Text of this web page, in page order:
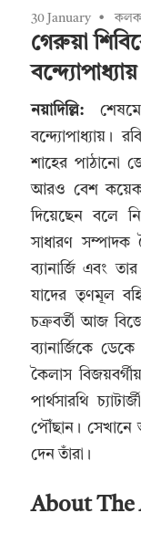
30 January
গেরুয়া
বন্দ্যোপাধ্যায়
নয়াদিল্লি:
বন্দ্যোপাধ্যায়।
শাহের পাঠানো
আরও বেশ
দিয়েছেন বলে
সাধারণ সম্পাদক
ব্যানার্জি এবং
যাদের তৃণমূল
চক্রবর্তী আজ
ব্যানার্জিকে
কৈলাস
পার্থসারথি
পৌঁছান। সেখানে
দেন তাঁরা।
About